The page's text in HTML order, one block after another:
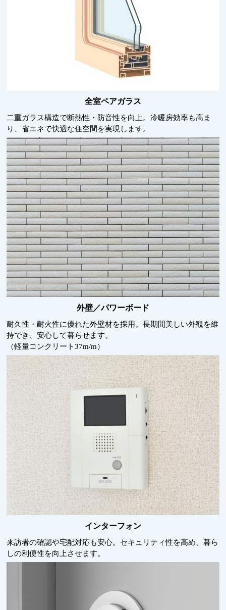
全室ペアガラス
二重ガラス構造で断熱性・防音性を向上。冷暖房効率も高ま
り、省エネで快適な住空間を実現します。
外壁／パワーボード
耐久性・耐火性に優れた外壁材を採用。長期間美しい外観を維
持でき、安心して暮らせます。
（軽量コンクリート37m/m）
インターフォン
来訪者の確認や宅配対応も安心。セキュリティ性を高め、暮ら
しの利便性を向上させます。